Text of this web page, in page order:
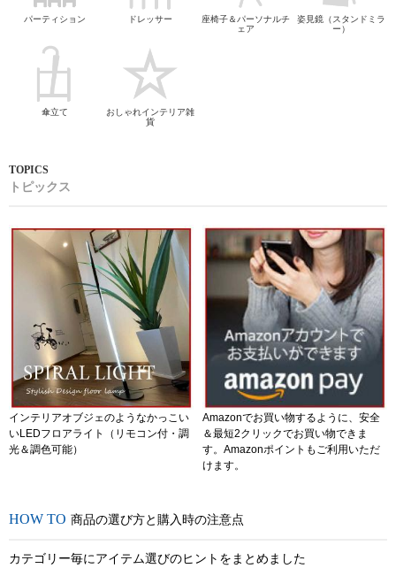
パーティション ドレッサー
座椅子＆パーソナルチ
ェア
姿見鏡（スタンドミラ
ー）
傘立て
おしゃれインテリア雑
貨
トピックス
インテリアオブジェのようなかっこい
いLEDフロアライト（リモコン付・調
光＆調色可能）
Amazonでお買い物するように、安全
＆最短2クリックでお買い物できま
す。Amazonポイントもご利用いただ
けます。
商品の選び方と購入時の注意点
カテゴリー毎にアイテム選びのヒントをまとめました